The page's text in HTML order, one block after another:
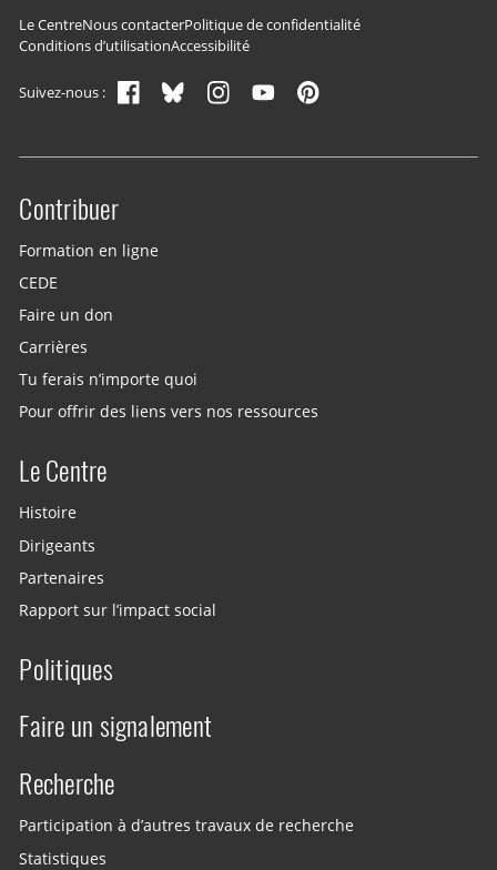
Navigation du pied de page
Le CentreNous contacterPolitique de confidentialité
Conditions d’utilisationAccessibilité
Suivez-nous :
Site menu
Contribuer
Formation en ligne
CEDE
Faire un don
Carrières
Tu ferais n’importe quoi
Pour offrir des liens vers nos ressources
Le Centre
Histoire
Dirigeants
Partenaires
Rapport sur l’impact social
Politiques
Faire un signalement
Recherche
Participation à d’autres travaux de recherche
Statistiques